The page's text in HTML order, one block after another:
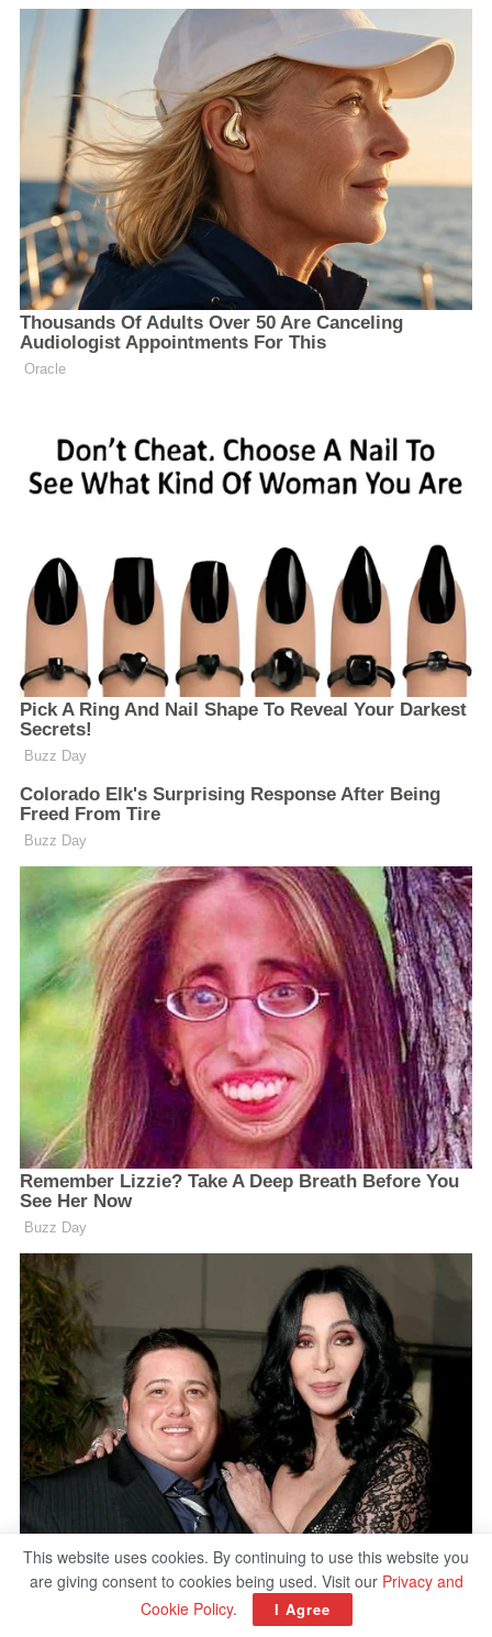
This website uses cookies. By continuing to use this website you
are giving consent to cookies being used. Visit our Privacy and
Cookie Policy. I Agree